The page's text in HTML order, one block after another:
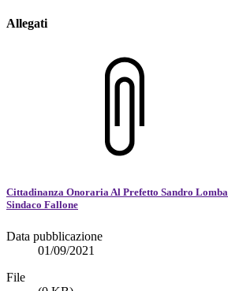
Allegati
Cittadinanza Onoraria Al Prefetto Sandro
Sindaco Fallone
Data pubblicazione
01/09/2021
File